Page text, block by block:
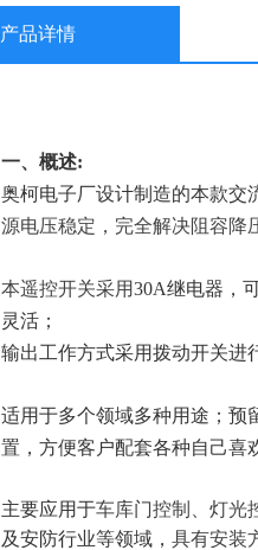
产品详情
一、 概述:
奥柯电子厂设计制造的本款交
源电压稳定，完全解决阻容降
本遥控开关采用30A继电器，
灵活；
输出工作方式采用拨动开关进
适用于多个领域多种用途；预
置，方便客户配套各种自己喜
主要应用于车库门控制、灯光
及安防行业等领域 ， 具有安装